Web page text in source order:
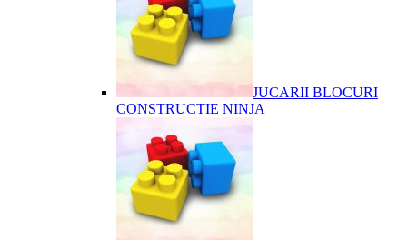
JUCARII BLOCURI
CONSTRUCTIE NINJA